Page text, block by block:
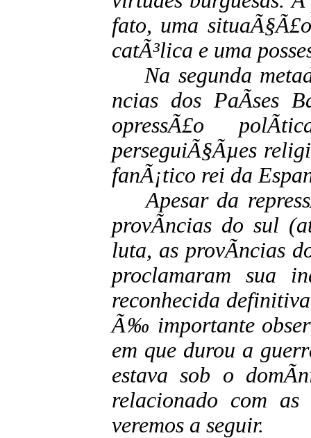
fato, uma
catÃ³lica e uma
Na segunda
ncias dos PaÃ­ses
opressÃ£o
perseguiÃ§Ãµes
fanÃ¡tico rei da
Apesar da
provÃ­ncias do sul
luta, as provÃ­ncias
proclamaram sua
reconhecida
Ã‰ importante
em que durou a
estava sob o
relacionado com as
veremos a seguir.